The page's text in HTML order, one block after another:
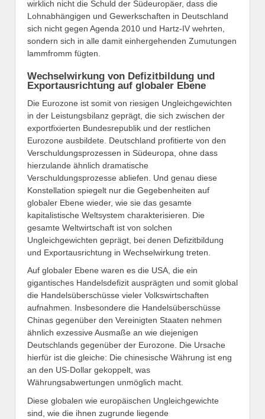
wirklich nicht die Schuld der Südeuropäer, dass die
Lohnabhängigen und Gewerkschaften in Deutschland
sich nicht gegen Agenda 2010 und Hartz-IV wehrten,
sondern sich in alle damit einhergehenden Zumutungen
lammfromm fügten.
Wechselwirkung von Defizitbildung und
Exportausrichtung auf globaler Ebene
Die Eurozone ist somit von riesigen Ungleichgewichten
in der Leistungsbilanz geprägt, die sich zwischen der
exportfixierten Bundesrepublik und der restlichen
Eurozone ausbildete. Deutschland profitierte von den
Verschuldungsprozessen in Südeuropa, ohne dass
hierzulande ähnlich dramatische
Verschuldungsprozesse abliefen. Und genau diese
Konstellation spiegelt nur die Gegebenheiten auf
globaler Ebene wieder, wie sie das gesamte
kapitalistische Weltsystem charakterisieren. Die
gesamte Weltwirtschaft ist von solchen
Ungleichgewichten geprägt, bei denen Defizitbildung
und Exportausrichtung in Wechselwirkung treten.
Auf globaler Ebene waren es die USA, die ein
gigantisches Handelsdefizit ausprägten und somit global
die Handelsüberschüsse vieler Volkswirtschaften
aufnahmen. Insbesondere die Handelsüberschüsse
Chinas gegenüber den Vereinigten Staaten nehmen
ähnlich exzessive Ausmaße an wie diejenigen
Deutschlands gegenüber der Eurozone. Die Ursache
hierfür ist die gleiche: Die chinesische Währung ist eng
an den US-Dollar gekoppelt, was
Währungsabwertungen unmöglich macht.
Diese globalen wie europäischen Ungleichgewichte
sind, wie die ihnen zugrunde liegende